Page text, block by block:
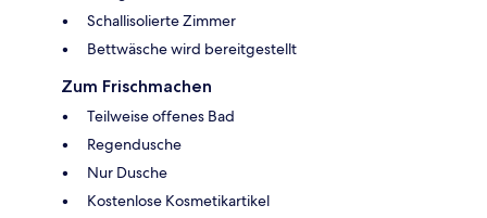
Schallisolierte Zimmer
Bettwäsche wird bereitgestellt
Zum Frischmachen
Teilweise offenes Bad
Regendusche
Nur Dusche
Kostenlose Kosmetikartikel